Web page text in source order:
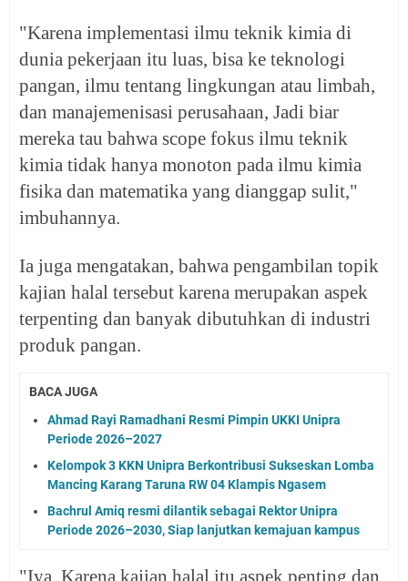
"Karena implementasi ilmu teknik kimia di
dunia pekerjaan itu luas, bisa ke teknologi
pangan, ilmu tentang lingkungan atau limbah,
dan manajemenisasi perusahaan, Jadi biar
mereka tau bahwa scope fokus ilmu teknik
kimia tidak hanya monoton pada ilmu kimia
fisika dan matematika yang dianggap sulit,"
imbuhannya.
Ia juga mengatakan, bahwa pengambilan topik
kajian halal tersebut karena merupakan aspek
terpenting dan banyak dibutuhkan di industri
produk pangan.
BACA JUGA
Ahmad Rayi Ramadhani Resmi Pimpin UKKI Unipra
Periode 2026–2027
Kelompok 3 KKN Unipra Berkontribusi Sukseskan Lomba
Mancing Karang Taruna RW 04 Klampis Ngasem
Bachrul Amiq resmi dilantik sebagai Rektor Unipra
Periode 2026–2030, Siap lanjutkan kemajuan kampus
"Iya, Karena kajian halal itu aspek penting dan